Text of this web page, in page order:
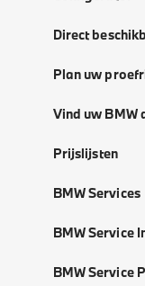
Direct
Plan uw
Vind uw BMW
Prijslijsten
BMW Services
BMW Service
BMW Service